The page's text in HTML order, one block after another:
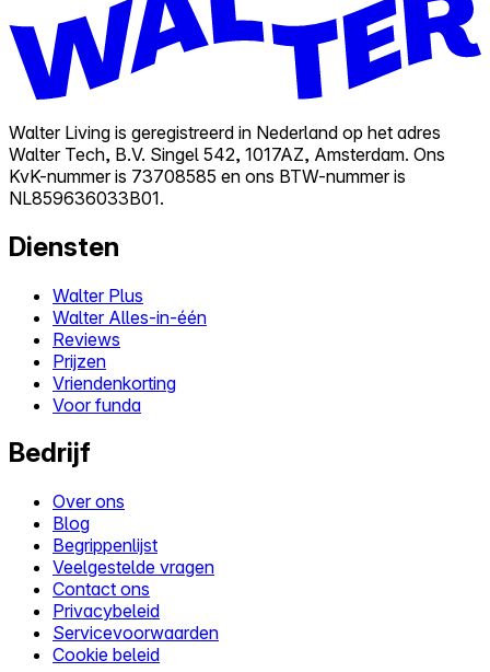
Walter Living is geregistreerd in Nederland op het adres
Walter Tech, B.V. Singel 542, 1017AZ, Amsterdam. Ons
KvK-nummer is 73708585 en ons BTW-nummer is
NL859636033B01.
Diensten
Walter Plus
Walter Alles-in-één
Reviews
Prijzen
Vriendenkorting
Voor funda
Bedrijf
Over ons
Blog
Begrippenlijst
Veelgestelde vragen
Contact ons
Privacybeleid
Servicevoorwaarden
Cookie beleid